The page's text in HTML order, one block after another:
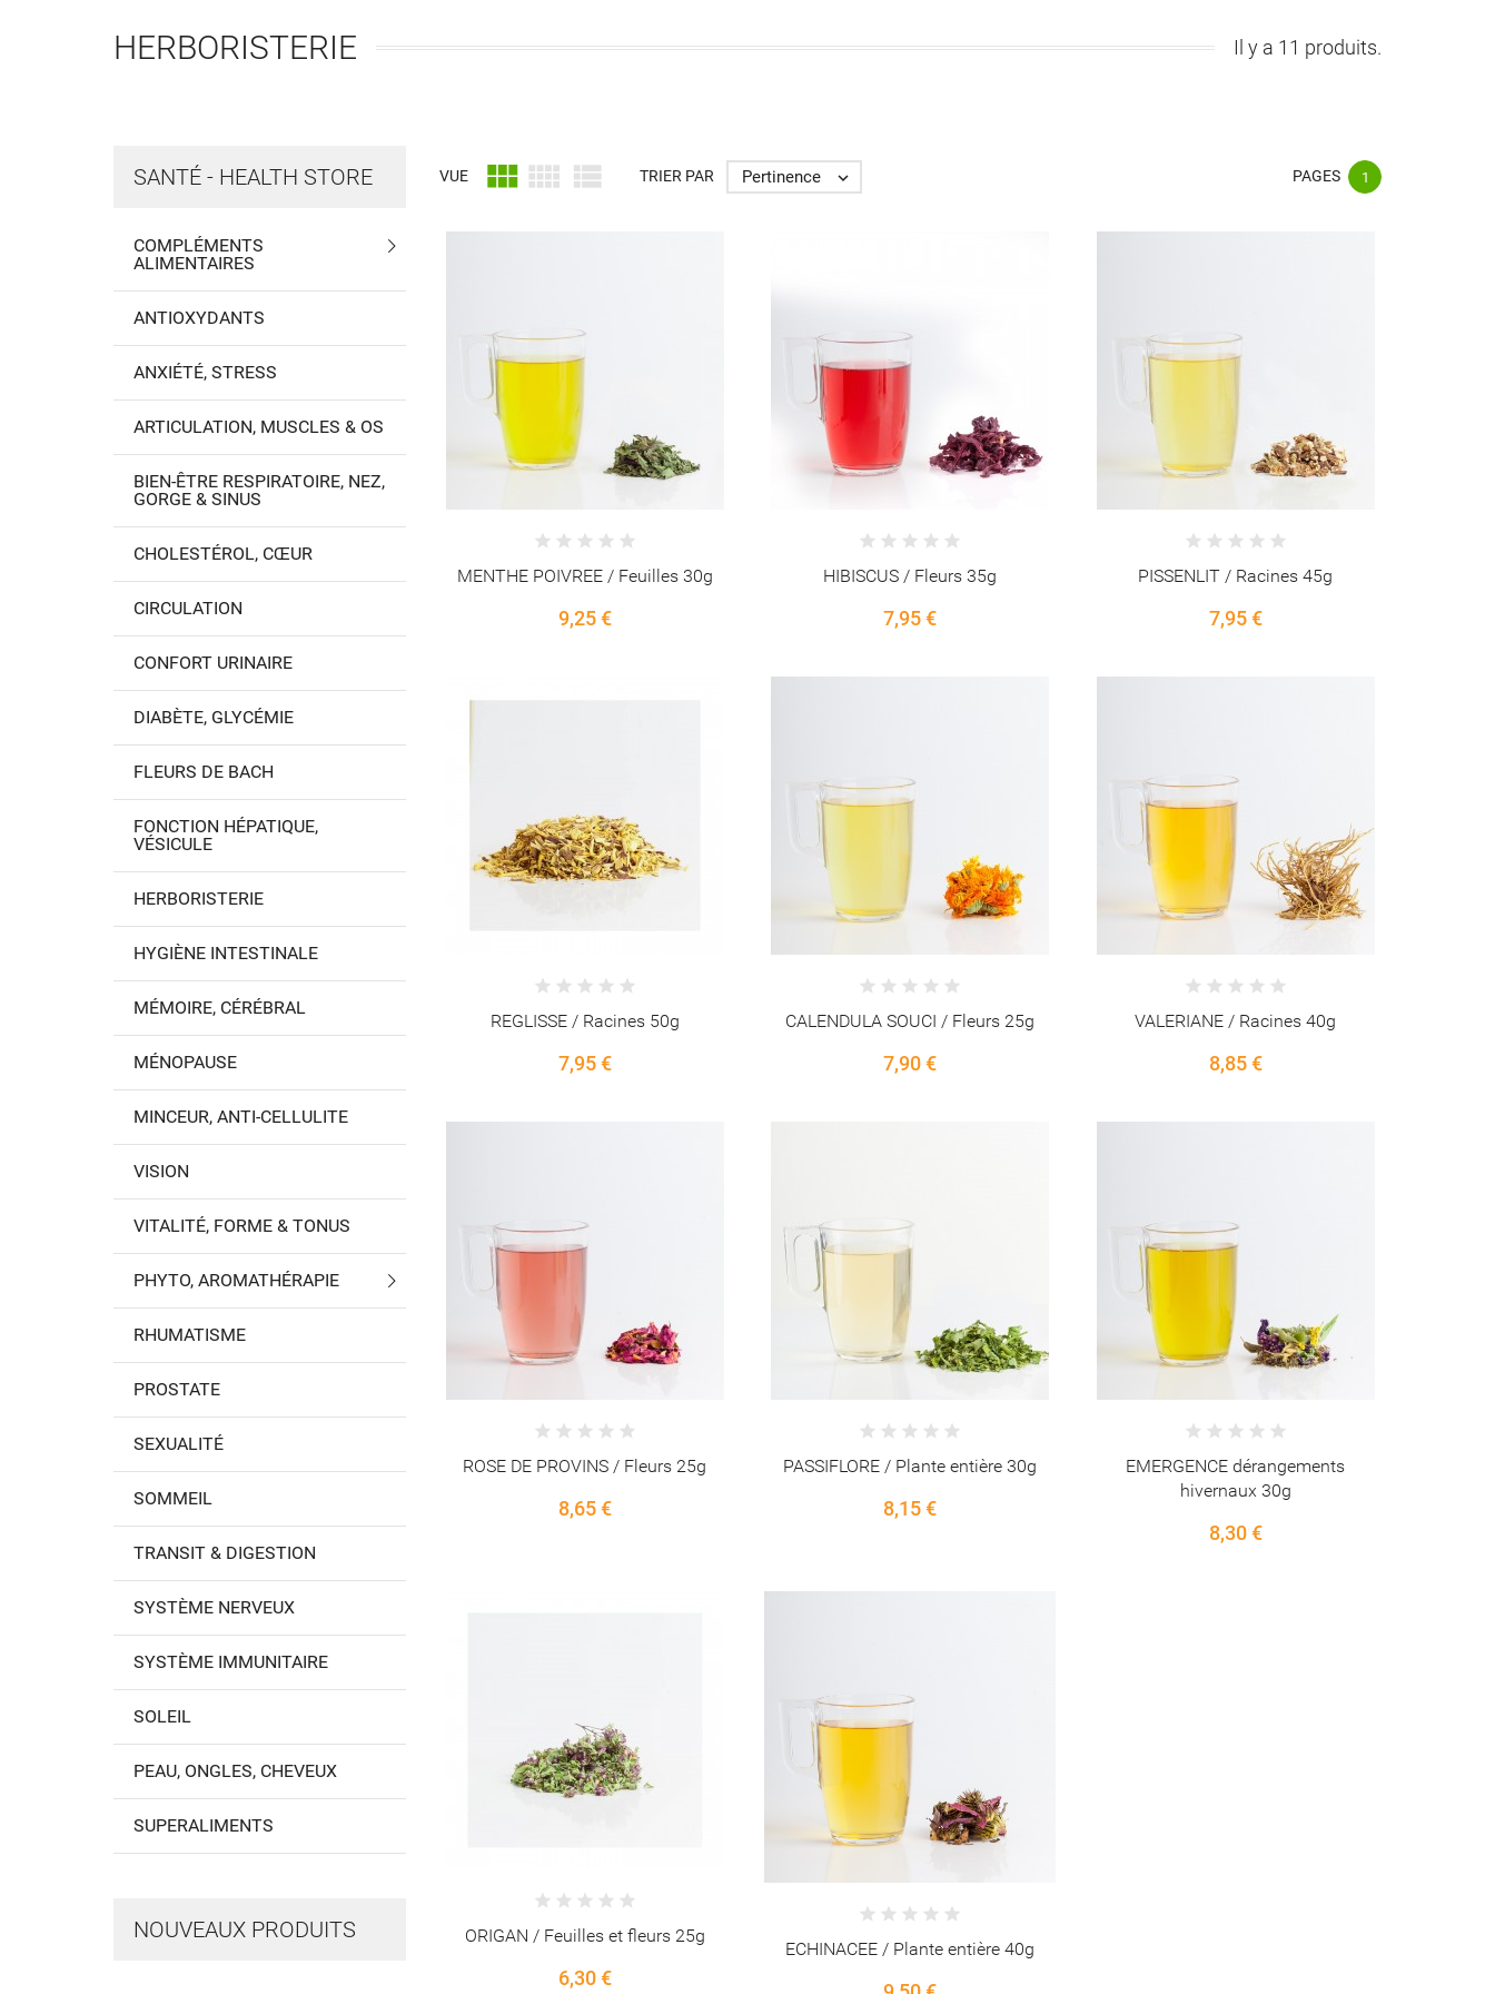
HERBORISTERIE Il y a 11 produits.
SANTÉ - HEALTH STORE
COMPLÉMENTS
ALIMENTAIRES
ANTIOXYDANTS
ANXIÉTÉ, STRESS
ARTICULATION, MUSCLES & OS
BIEN-ÊTRE RESPIRATOIRE, NEZ,
GORGE & SINUS
CHOLESTÉROL, CŒUR
CIRCULATION
CONFORT URINAIRE
DIABÈTE, GLYCÉMIE
FLEURS DE BACH
FONCTION HÉPATIQUE,
VÉSICULE
HERBORISTERIE
HYGIÈNE INTESTINALE
MÉMOIRE, CÉRÉBRAL
MÉNOPAUSE
MINCEUR, ANTI-CELLULITE
VISION
VITALITÉ, FORME & TONUS
PHYTO, AROMATHÉRAPIE
RHUMATISME
PROSTATE
SEXUALITÉ
SOMMEIL
TRANSIT & DIGESTION
SYSTÈME NERVEUX
SYSTÈME IMMUNITAIRE
SOLEIL
PEAU, ONGLES, CHEVEUX
SUPERALIMENTS
NOUVEAUX PRODUITS
VUE    TRIER PAR Pertinence  PAGES 1
MENTHE POIVREE / Feuilles 30g
9,25 €
HIBISCUS / Fleurs 35g
7,95 €
PISSENLIT / Racines 45g
7,95 €
REGLISSE / Racines 50g
7,95 €
CALENDULA SOUCI / Fleurs 25g
7,90 €
VALERIANE / Racines 40g
8,85 €
ROSE DE PROVINS / Fleurs 25g
8,65 €
PASSIFLORE / Plante entière 30g
8,15 €
EMERGENCE dérangements
hivernaux 30g
8,30 €
ORIGAN / Feuilles et fleurs 25g
6,30 €
ECHINACEE / Plante entière 40g